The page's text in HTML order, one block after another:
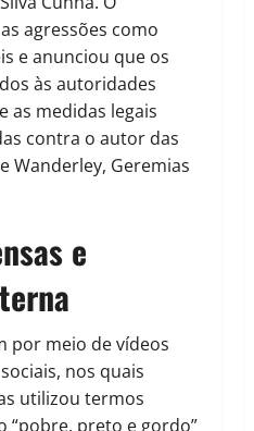
agressões como
e anunciou que os
às autoridades
as medidas legais
contra o autor das
Wanderley, Geremias
e
por meio de vídeos
nos quais
utilizou termos
preto e gordo”